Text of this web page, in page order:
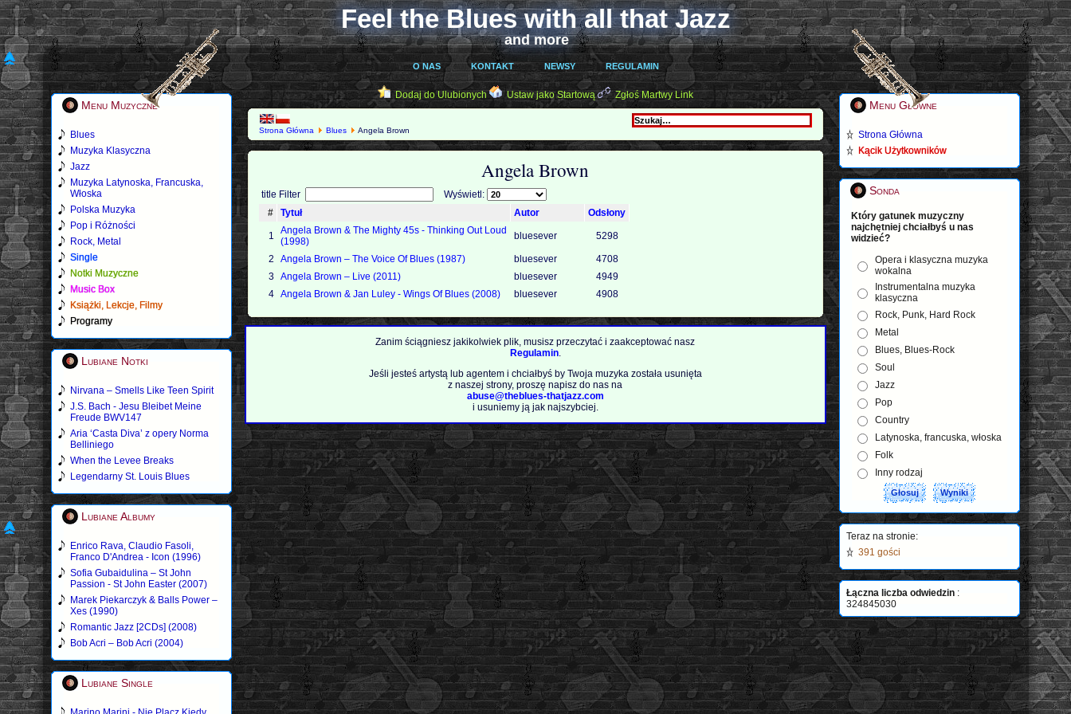
Feel the Blues with all that Jazz
and more
O NAS KONTAKT NEWSY REGULAMIN
Menu Muzyczne
Blues
Muzyka Klasyczna
Jazz
Muzyka Latynoska, Francuska,
Włoska
Polska Muzyka
Pop i Różności
Rock, Metal
Single
Notki Muzyczne
Music Box
Książki, Lekcje, Filmy
Programy
Lubiane Notki
Nirvana – Smells Like Teen Spirit
J.S. Bach - Jesu Bleibet Meine
Freude BWV147
Aria ‘Casta Diva’ z opery Norma
Belliniego
When the Levee Breaks
Legendarny St. Louis Blues
Lubiane Albumy
Enrico Rava, Claudio Fasoli,
Franco D'Andrea - Icon (1996)
Sofia Gubaidulina – St John
Passion - St John Easter (2007)
Marek Piekarczyk & Balls Power –
Xes (1990)
Romantic Jazz [2CDs] (2008)
Bob Acri – Bob Acri (2004)
Lubiane Single
Dodaj do Ulubionych Ustaw jako Startową Zgłoś Martwy Link
Strona Główna Blues Angela Brown
Angela Brown
title Filter
Wyświetl:
#
Tytuł Autor Odsłony
1
Angela Brown & The Mighty 45s - Thinking Out Loud
(1998)
bluesever 5298
2 Angela Brown – The Voice Of Blues (1987) bluesever
4708
3 Angela Brown – Live (2011) bluesever
4949
4 Angela Brown & Jan Luley - Wings Of Blues (2008) bluesever 4908
Zanim ściągniesz jakikolwiek plik, musisz przeczytać i zaakceptować nasz
Regulamin.
Jeśli jesteś artystą lub agentem i chciałbyś by Twoja muzyka została usunięta
z naszej strony, proszę napisz do nas na
abuse@theblues-thatjazz.com
i usuniemy ją jak najszybciej.
Menu Główne
Strona Główna
Kącik Użytkowników
Sonda
Który gatunek muzyczny
najchętniej chciałbyś u nas
widzieć?
Opera i klasyczna muzyka
wokalna
Instrumentalna muzyka
klasyczna
Rock, Punk, Hard Rock
Metal
Blues, Blues-Rock
Soul
Jazz
Pop
Country
Latynoska, francuska, włoska
Folk
Inny rodzaj
Teraz na stronie:
391 gości
Łączna liczba odwiedzin :
324845030